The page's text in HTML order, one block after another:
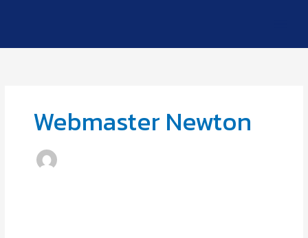
Webmaster Newton